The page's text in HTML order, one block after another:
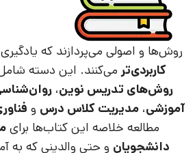
روش‌ها و اصولی می‌پردازند که
کاربردی‌تر می‌کنند. این دسته
روش‌های تدریس نوین،
آموزشی، مدیریت کلاس درس و
مطالعه خلاصه این کتاب‌ها برای
دانشجویان و حتی والدینی که به